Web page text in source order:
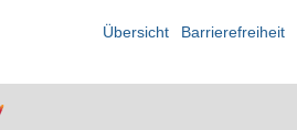
Übersicht Barrierefreiheit